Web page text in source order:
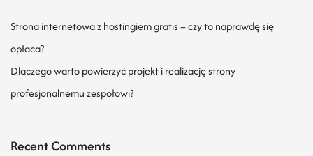
Strona internetowa z hostingiem gratis – czy to naprawdę się
opłaca?
Dlaczego warto powierzyć projekt i realizację strony
profesjonalnemu zespołowi?
Recent Comments